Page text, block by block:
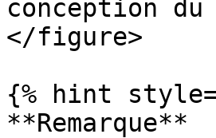
conception du
</figure>
{% hint
**Remarque**